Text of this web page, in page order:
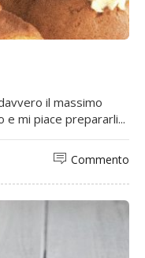
il massimo
e mi piace prepararli...
Commento